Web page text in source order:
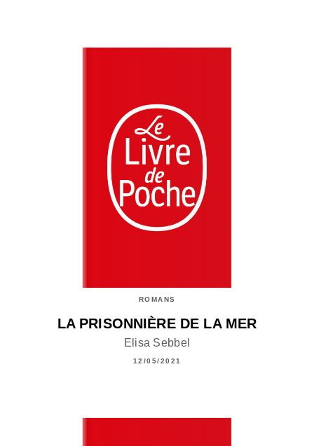
ROMANS
LA PRISONNIÈRE DE LA MER
Elisa Sebbel
12/05/2021